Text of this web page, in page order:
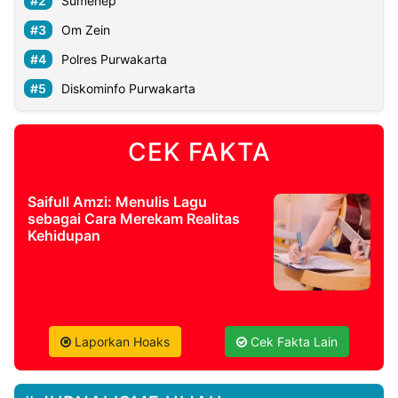
Om Zein
Polres Purwakarta
Diskominfo Purwakarta
CEK FAKTA
Saifull Amzi: Menulis Lagu
sebagai Cara Merekam Realitas
Kehidupan
Laporkan Hoaks Cek Fakta Lain